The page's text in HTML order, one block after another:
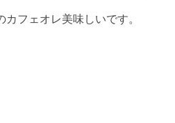
カフェオレ美味しいです。